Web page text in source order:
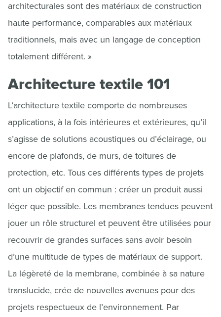
architecturales sont des matériaux de construction
haute performance, comparables aux matériaux
traditionnels, mais avec un langage de conception
totalement différent. »
Architecture textile 101
L’architecture textile comporte de nombreuses
applications, à la fois intérieures et extérieures, qu’il
s’agisse de solutions acoustiques ou d’éclairage, ou
encore de plafonds, de murs, de toitures de
protection, etc. Tous ces différents types de projets
ont un objectif en commun : créer un produit aussi
léger que possible. Les membranes tendues peuvent
jouer un rôle structurel et peuvent être utilisées pour
recouvrir de grandes surfaces sans avoir besoin
d’une multitude de types de matériaux de support.
La légèreté de la membrane, combinée à sa nature
translucide, crée de nouvelles avenues pour des
projets respectueux de l’environnement. Par